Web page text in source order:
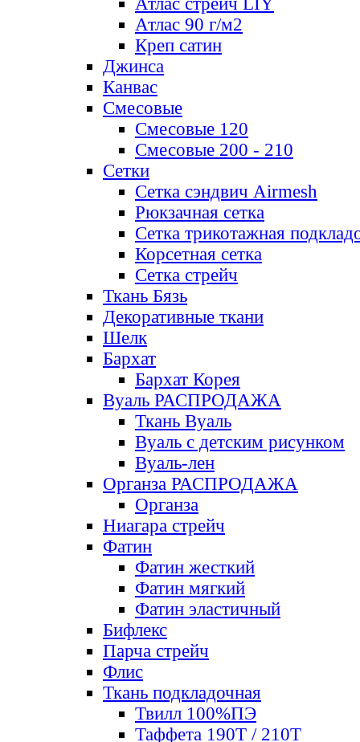
Атлас 90 г/м2
Креп сатин
Джинса
Канвас
Смесовые
Смесовые 120
Смесовые 200 - 210
Сетки
Сетка сэндвич Airmesh
Рюкзачная сетка
Сетка трикотажная
Корсетная сетка
Сетка стрейч
Ткань Бязь
Декоративные ткани
Шелк
Бархат
Бархат Корея
Вуаль РАСПРОДАЖА
Ткань Вуаль
Вуаль с детским рисунком
Вуаль-лен
Органза РАСПРОДАЖА
Органза
Ниагара стрейч
Фатин
Фатин жесткий
Фатин мягкий
Фатин элаcтичный
Бифлекс
Парча стрейч
Флис
Ткань подкладочная
Твилл 100%ПЭ
Таффета 190Т / 210Т